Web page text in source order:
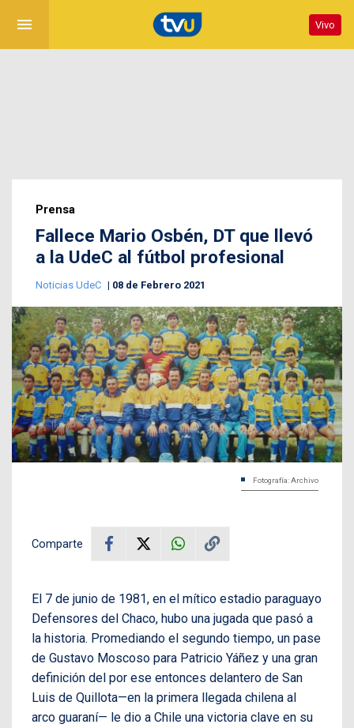
menu Vivo
Prensa
Fallece Mario Osbén, DT que llevó
a la UdeC al fútbol profesional
Noticias UdeC 08 de Febrero 2021
Fotografía: Archivo
Comparte
El 7 de junio de 1981, en el mítico estadio paraguayo
Defensores del Chaco, hubo una jugada que pasó a
la historia. Promediando el segundo tiempo, un pase
de Gustavo Moscoso para Patricio Yáñez y una gran
definición del por ese entonces delantero de San
Luis de Quillota—en la primera llegada chilena al
arco guaraní— le dio a Chile una victoria clave en su